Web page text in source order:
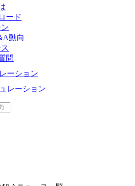
ード
動向
問